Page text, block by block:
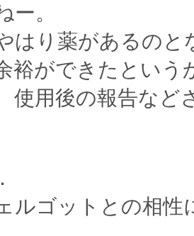
ー。
はり薬があるのと
裕ができたという
使用後の報告など
ルゴットとの相